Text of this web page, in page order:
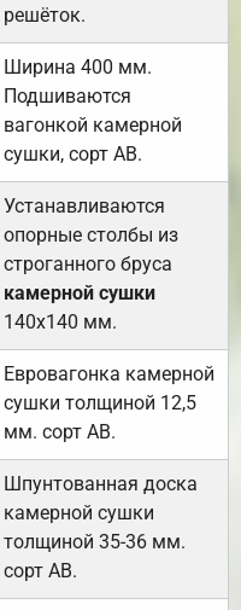
решёток.
Ширина 400 мм.
Подшиваются
вагонкой камерной
сушки, сорт АВ.
Устанавливаются
опорные столбы из
строганного бруса
камерной сушки
140х140 мм.
Евровагонка камерной
сушки толщиной 12,5
мм. сорт АВ.
Шпунтованная доска
камерной сушки
толщиной 35-36 мм.
сорт АВ.